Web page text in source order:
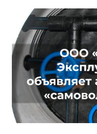
Приказы об
Тариф на
Финансовая
Договоры с
Нормативная база
Специальная оценка
Урегулировать
Продажа долгов
Рейтинг
Тарифы
Бланки документов
Монтаж,
систем автоматизации
теплоснабжения,
Контакты